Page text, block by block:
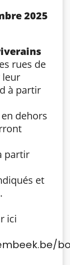
2025
rues de
leur
à partir
en dehors
partir
et
ici